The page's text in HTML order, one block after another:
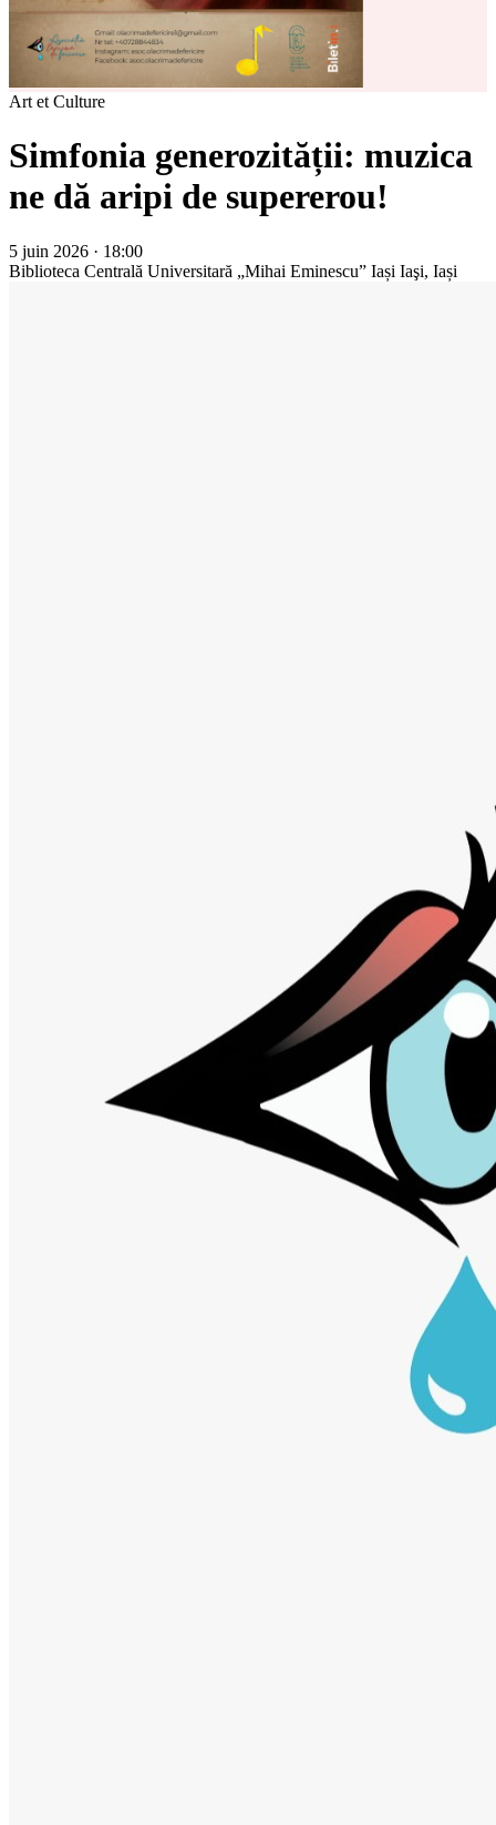
Art et Culture
Simfonia generozității: muzica
ne dă aripi de supererou!
5 juin 2026 · 18:00
Biblioteca Centrală Universitară „Mihai Eminescu” Iași Iaşi, Iași